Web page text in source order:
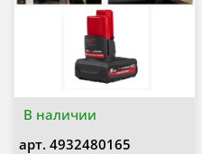
В наличии
арт. 4932480165